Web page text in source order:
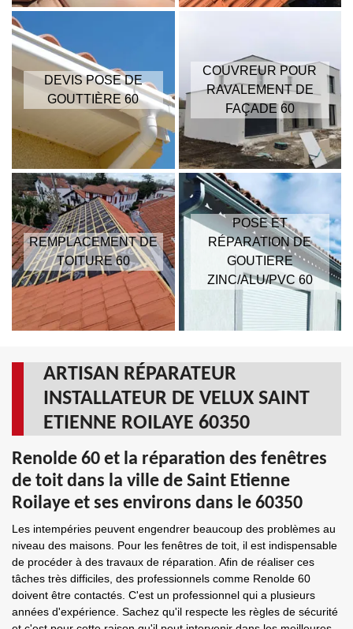
DEVIS POSE DE
GOUTTIÈRE 60
COUVREUR POUR
RAVALEMENT DE
FAÇADE 60
REMPLACEMENT DE
TOITURE 60
POSE ET
RÉPARATION DE
GOUTIERE
ZINC/ALU/PVC 60
ARTISAN RÉPARATEUR
INSTALLATEUR DE VELUX SAINT
ETIENNE ROILAYE 60350
Renolde 60 et la réparation des fenêtres
de toit dans la ville de Saint Etienne
Roilaye et ses environs dans le 60350
Les intempéries peuvent engendrer beaucoup des problèmes au
niveau des maisons. Pour les fenêtres de toit, il est indispensable
de procéder à des travaux de réparation. Afin de réaliser ces
tâches très difficiles, des professionnels comme Renolde 60
doivent être contactés. C'est un professionnel qui a plusieurs
années d'expérience. Sachez qu'il respecte les règles de sécurité